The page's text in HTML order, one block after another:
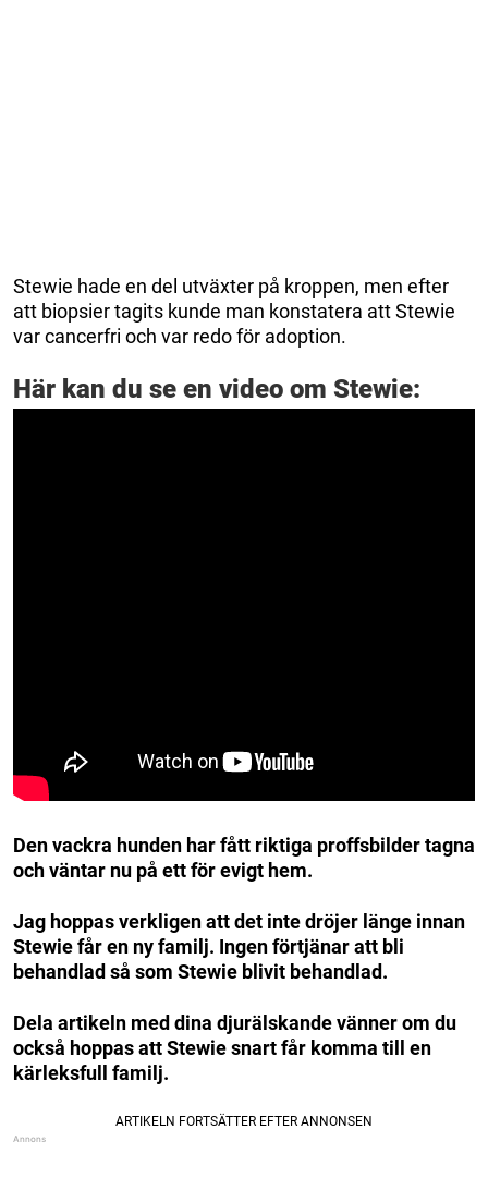
Stewie hade en del utväxter på kroppen, men efter
att biopsier tagits kunde man konstatera att Stewie
var cancerfri och var redo för adoption.
Här kan du se en video om Stewie:
Den vackra hunden har fått riktiga proffsbilder tagna
och väntar nu på ett för evigt hem.
Jag hoppas verkligen att det inte dröjer länge innan
Stewie får en ny familj. Ingen förtjänar att bli
behandlad så som Stewie blivit behandlad.
Dela artikeln med dina djurälskande vänner om du
också hoppas att Stewie snart får komma till en
kärleksfull familj.